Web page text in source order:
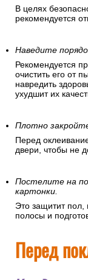
В целях
рекомендуется
Наведите
Рекомендуется
очистить его от
навредить
ухудшит их
Плотно
Перед
двери, чтобы не
Постелите на
картонки.
Это защитит пол,
полосы и
Перед